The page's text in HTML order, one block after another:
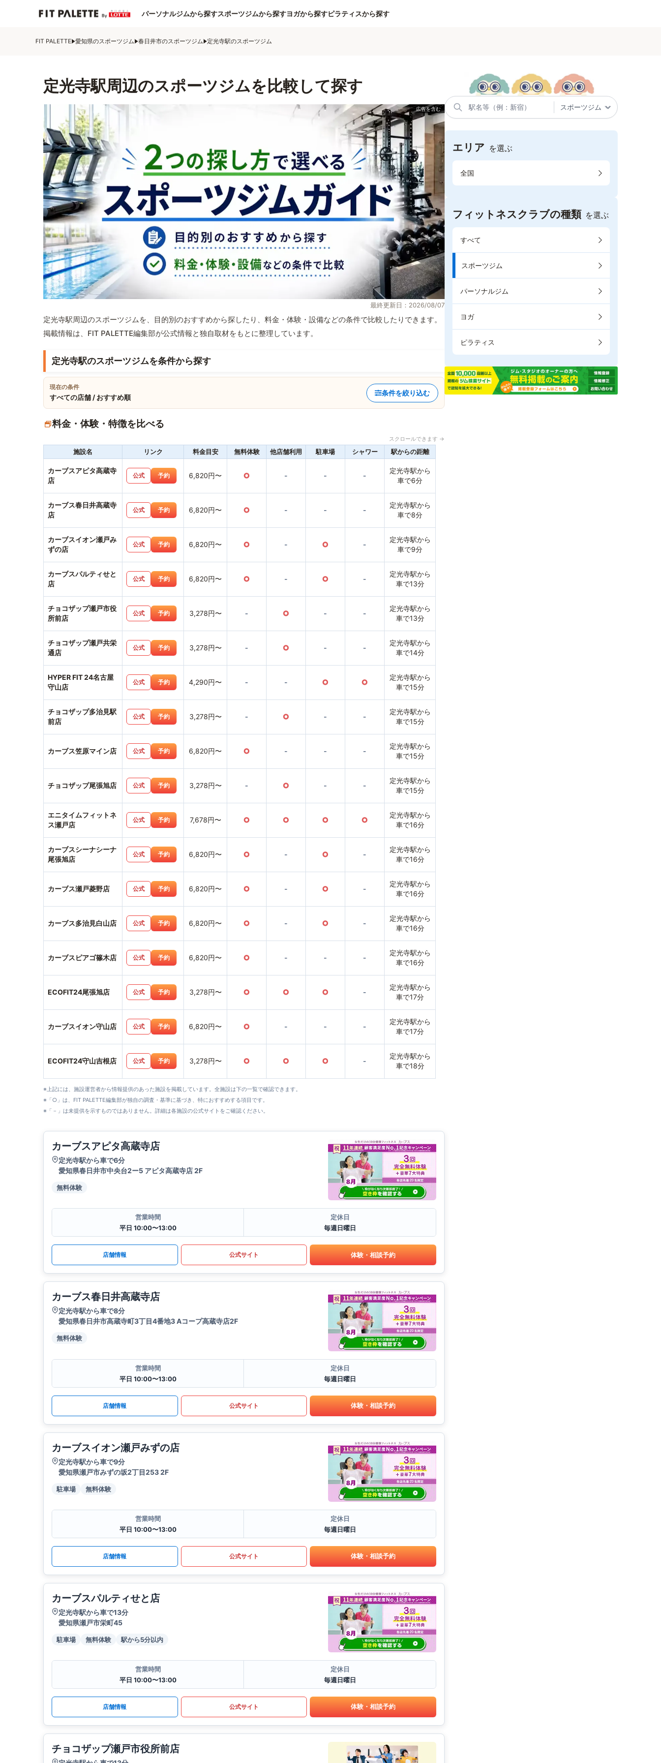
パーソナルジムから探すスポーツジムから探すヨガから探すピラティスから探す
FIT PALETTE 愛知県のスポーツジム 春日井市のスポーツジム 定光寺駅のスポーツジム
定光寺駅周辺のスポーツジムを比較して探す
最終更新日：2026/08/07
定光寺駅周辺のスポーツジムを、目的別のおすすめから探したり、料金・体験・設備などの条件で比較したりできます。
掲載情報は、FIT PALETTE編集部が公式情報と独自取材をもとに整理しています。
定光寺駅のスポーツジムを条件から探す
現在の条件
すべての店舗 / おすすめ順
条件を絞り込む
料金・体験・特徴を比べる
スクロールできます →
施設名 リンク 料金目安 無料体験 他店舗利用 駐車場 シャワー 駅からの距離
カーブスアピタ高蔵寺
店
公式 予約 6,820円〜 ○ - - -
定光寺駅から
車で6分
カーブス春日井高蔵寺
店
公式 予約 6,820円〜 ○ - - -
定光寺駅から
車で8分
カーブスイオン瀬戸み
ずの店
公式 予約 6,820円〜 ○ - ○ -
定光寺駅から
車で9分
カーブスパルティせと
店
公式 予約 6,820円〜 ○ - ○ -
定光寺駅から
車で13分
チョコザップ瀬戸市役
所前店
公式 予約 3,278円〜 - ○ - -
定光寺駅から
車で13分
チョコザップ瀬戸共栄
通店
公式 予約 3,278円〜 - ○ - -
定光寺駅から
車で14分
HYPER FIT 24名古屋
守山店
公式 予約 4,290円〜 - - ○ ○
定光寺駅から
車で15分
チョコザップ多治見駅
前店
公式 予約 3,278円〜 - ○ - -
定光寺駅から
車で15分
カーブス笠原マイン店 公式 予約 6,820円〜 ○ - - -
定光寺駅から
車で15分
チョコザップ尾張旭店 公式 予約 3,278円〜 - ○ - -
定光寺駅から
車で15分
エニタイムフィットネ
ス瀬戸店
公式 予約 7,678円〜 ○ ○ ○ ○
定光寺駅から
車で16分
カーブスシーナシーナ
尾張旭店
公式 予約 6,820円〜 ○ - ○ -
定光寺駅から
車で16分
カーブス瀬戸菱野店 公式 予約 6,820円〜 ○ - ○ -
定光寺駅から
車で16分
カーブス多治見白山店 公式 予約 6,820円〜 ○ - ○ -
定光寺駅から
車で16分
カーブスピアゴ篠木店 公式 予約 6,820円〜 ○ - - -
定光寺駅から
車で16分
ECOFIT24尾張旭店 公式 予約 3,278円〜 ○ ○ ○ -
定光寺駅から
車で17分
カーブスイオン守山店 公式 予約 6,820円〜 ○ - - -
定光寺駅から
車で17分
ECOFIT24守山吉根店 公式 予約 3,278円〜 ○ ○ ○ -
定光寺駅から
車で18分
※上記には、施設運営者から情報提供のあった施設を掲載しています。全施設は下の一覧で確認できます。
※「○」は、FIT PALETTE編集部が独自の調査・基準に基づき、特におすすめする項目です。
※「－」は未提供を示すものではありません。詳細は各施設の公式サイトをご確認ください。
カーブスアピタ高蔵寺店
定光寺駅から車で6分
愛知県春日井市中央台2ー5 アピタ高蔵寺店 2F
無料体験
営業時間
平日 10:00〜13:00
定休日
毎週日曜日
店舗情報 公式サイト 体験・相談予約
カーブス春日井高蔵寺店
定光寺駅から車で8分
愛知県春日井市高蔵寺町3丁目4番地3 Aコープ高蔵寺店2F
無料体験
営業時間
平日 10:00〜13:00
定休日
毎週日曜日
店舗情報 公式サイト 体験・相談予約
カーブスイオン瀬戸みずの店
定光寺駅から車で9分
愛知県瀬戸市みずの坂2丁目253 2F
駐車場 無料体験
営業時間
平日 10:00〜13:00
定休日
毎週日曜日
店舗情報 公式サイト 体験・相談予約
カーブスパルティせと店
定光寺駅から車で13分
愛知県瀬戸市栄町45
駐車場 無料体験 駅から5分以内
営業時間
平日 10:00〜13:00
定休日
毎週日曜日
店舗情報 公式サイト 体験・相談予約
チョコザップ瀬戸市役所前店
エリア を選ぶ
全国
フィットネスクラブの種類 を選ぶ
すべて
スポーツジム
パーソナルジム
ヨガ
ピラティス